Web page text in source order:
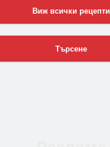
Виж всички рецепти
Търсене